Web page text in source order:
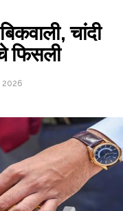
चांदी
फिसली
2026